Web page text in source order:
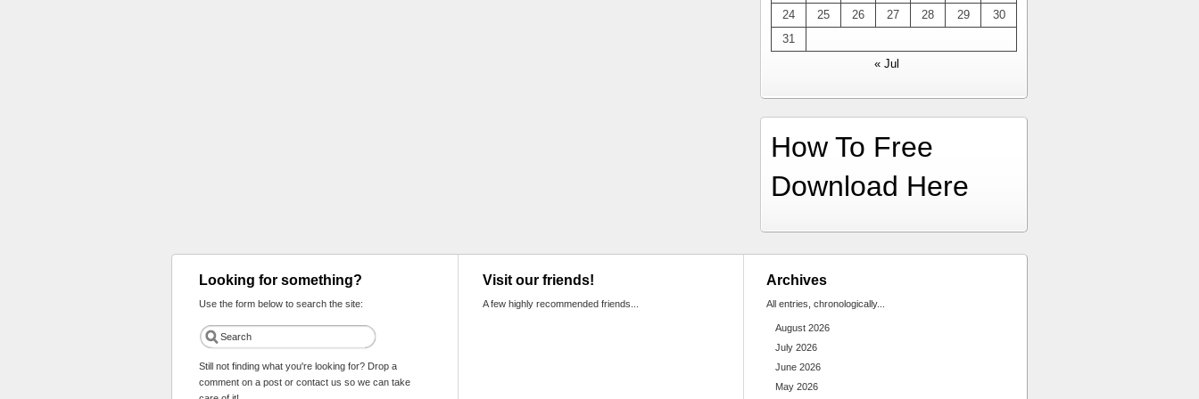
24
25 26 27 28 29
30
31
« Jul
How To Free
Download Here
Looking for something?
Use the form below to search the site:
Still not finding what you're looking for? Drop a
comment on a post or contact us so we can take
Visit our friends!
A few highly recommended friends...
Archives
All entries, chronologically...
August 2026
July 2026
June 2026
May 2026